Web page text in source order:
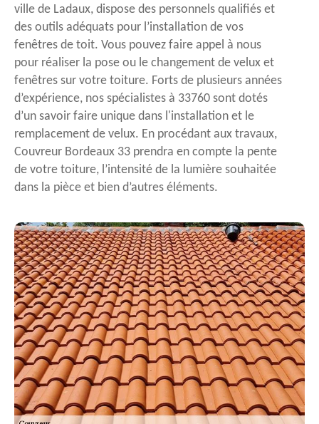
ville de Ladaux, dispose des personnels qualifiés et
des outils adéquats pour l’installation de vos
fenêtres de toit. Vous pouvez faire appel à nous
pour réaliser la pose ou le changement de velux et
fenêtres sur votre toiture. Forts de plusieurs années
d’expérience, nos spécialistes à 33760 sont dotés
d’un savoir faire unique dans l'installation et le
remplacement de velux. En procédant aux travaux,
Couvreur Bordeaux 33 prendra en compte la pente
de votre toiture, l’intensité de la lumière souhaitée
dans la pièce et bien d’autres éléments.